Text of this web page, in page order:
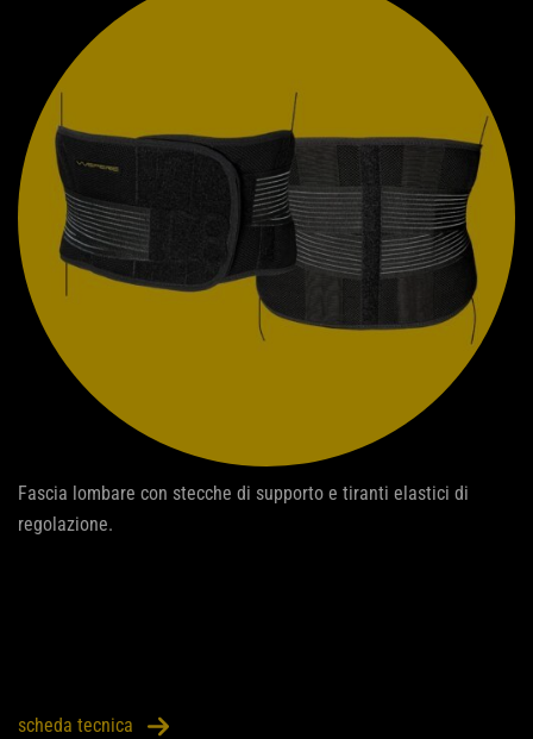
Fascia lombare con stecche di supporto e tiranti elastici di
regolazione.
scheda tecnica